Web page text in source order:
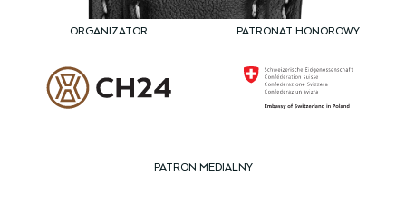
ORGANIZATOR PATRONAT HONOROWY
PATRON MEDIALNY